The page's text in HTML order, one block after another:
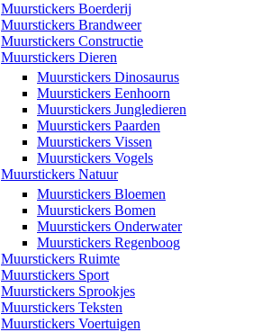
Muurstickers Boerderij
Muurstickers Brandweer
Muurstickers Constructie
Muurstickers Dieren
Muurstickers Dinosaurus
Muurstickers Eenhoorn
Muurstickers Jungledieren
Muurstickers Paarden
Muurstickers Vissen
Muurstickers Vogels
Muurstickers Natuur
Muurstickers Bloemen
Muurstickers Bomen
Muurstickers Onderwater
Muurstickers Regenboog
Muurstickers Ruimte
Muurstickers Sport
Muurstickers Sprookjes
Muurstickers Teksten
Muurstickers Voertuigen